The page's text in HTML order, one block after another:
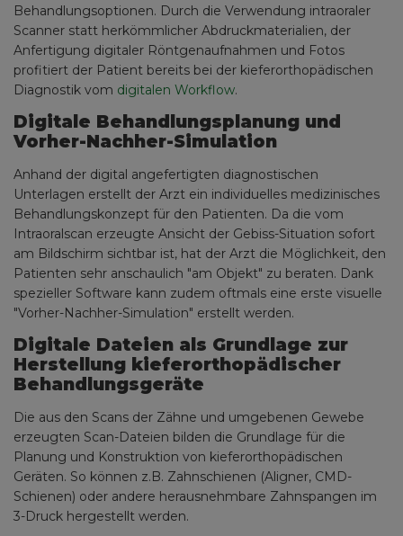
Behandlungsoptionen. Durch die Verwendung intraoraler
Scanner statt herkömmlicher Abdruckmaterialien, der
Anfertigung digitaler Röntgenaufnahmen und Fotos
profitiert der Patient bereits bei der kieferorthopädischen
Diagnostik vom digitalen Workflow.
Digitale Behandlungsplanung und
Vorher-Nachher-Simulation
Anhand der digital angefertigten diagnostischen
Unterlagen erstellt der Arzt ein individuelles medizinisches
Behandlungskonzept für den Patienten. Da die vom
Intraoralscan erzeugte Ansicht der Gebiss-Situation sofort
am Bildschirm sichtbar ist, hat der Arzt die Möglichkeit, den
Patienten sehr anschaulich "am Objekt" zu beraten. Dank
spezieller Software kann zudem oftmals eine erste visuelle
"Vorher-Nachher-Simulation" erstellt werden.
Digitale Dateien als Grundlage zur
Herstellung kieferorthopädischer
Behandlungsgeräte
Die aus den Scans der Zähne und umgebenen Gewebe
erzeugten Scan-Dateien bilden die Grundlage für die
Planung und Konstruktion von kieferorthopädischen
Geräten. So können z.B. Zahnschienen (Aligner, CMD-
Schienen) oder andere herausnehmbare Zahnspangen im
3-Druck hergestellt werden.